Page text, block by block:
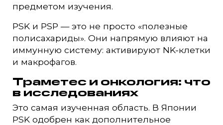
предметом изучения.
PSK и PSP — это не просто «полезные
полисахариды». Они напрямую влияют на
иммунную систему: активируют NK-клетки
и макрофагов.
Траметес и онкология: что
в исследованиях
Это самая изученная область. В Японии
PSK одобрен как дополнительное